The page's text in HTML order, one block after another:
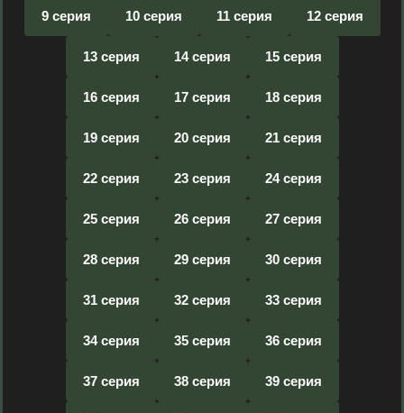
9 серия 10 серия 11 серия 12 серия
13 серия 14 серия 15 серия
16 серия 17 серия 18 серия
19 серия 20 серия 21 серия
22 серия 23 серия 24 серия
25 серия 26 серия 27 серия
28 серия 29 серия 30 серия
31 серия 32 серия 33 серия
34 серия 35 серия 36 серия
37 серия 38 серия 39 серия